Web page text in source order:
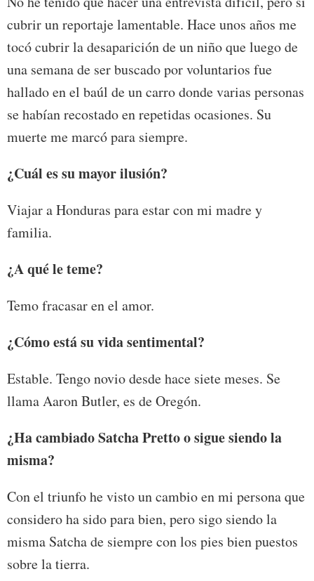
cubrir un reportaje lamentable. Hace unos años me
tocó cubrir la desaparición de un niño que luego de
una semana de ser buscado por voluntarios fue
hallado en el baúl de un carro donde varias personas
se habían recostado en repetidas ocasiones. Su
muerte me marcó para siempre.
¿Cuál es su mayor ilusión?
Viajar a Honduras para estar con mi madre y
familia.
¿A qué le teme?
Temo fracasar en el amor.
¿Cómo está su vida sentimental?
Estable. Tengo novio desde hace siete meses. Se
llama Aaron Butler, es de Oregón.
¿Ha cambiado Satcha Pretto o sigue siendo la
misma?
Con el triunfo he visto un cambio en mi persona que
considero ha sido para bien, pero sigo siendo la
misma Satcha de siempre con los pies bien puestos
sobre la tierra.